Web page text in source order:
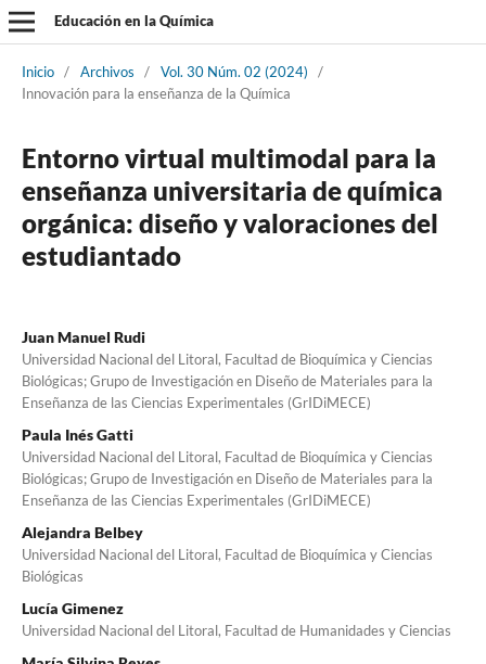
Educación en la Química
Inicio / Archivos / Vol. 30 Núm. 02 (2024)
/
Innovación para la enseñanza de la Química
Entorno virtual multimodal para la
enseñanza universitaria de química
orgánica: diseño y valoraciones del
estudiantado
Juan Manuel Rudi
Universidad Nacional del Litoral, Facultad de Bioquímica y Ciencias
Biológicas; Grupo de Investigación en Diseño de Materiales para la
Enseñanza de las Ciencias Experimentales (GrIDiMECE)
Paula Inés Gatti
Universidad Nacional del Litoral, Facultad de Bioquímica y Ciencias
Biológicas; Grupo de Investigación en Diseño de Materiales para la
Enseñanza de las Ciencias Experimentales (GrIDiMECE)
Alejandra Belbey
Universidad Nacional del Litoral, Facultad de Bioquímica y Ciencias
Biológicas
Lucía Gimenez
Universidad Nacional del Litoral, Facultad de Humanidades y Ciencias